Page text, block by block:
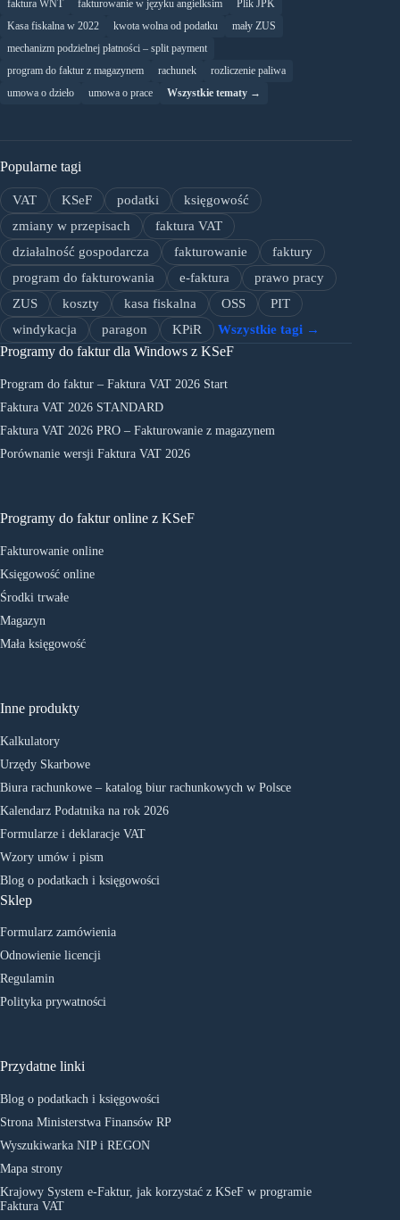
faktura WNT
fakturowanie w języku angielksim
Plik JPK
Kasa fiskalna w 2022
kwota wolna od podatku
mały ZUS
mechanizm podzielnej płatności – split payment
program do faktur z magazynem
rachunek
rozliczenie paliwa
umowa o dzieło
umowa o prace Wszystkie tematy →
Popularne tagi
VAT KSeF podatki
księgowość
zmiany w przepisach
faktura VAT
działalność gospodarcza
fakturowanie
faktury
program do fakturowania
e-faktura
prawo pracy
ZUS
koszty kasa fiskalna OSS
PIT
windykacja
paragon KPiR Wszystkie tagi →
Programy do faktur dla Windows z KSeF
Program do faktur – Faktura VAT 2026 Start
Faktura VAT 2026 STANDARD
Faktura VAT 2026 PRO – Fakturowanie z magazynem
Porównanie wersji Faktura VAT 2026
Programy do faktur online z KSeF
Fakturowanie online
Księgowość online
Środki trwałe
Magazyn
Mała księgowość
Inne produkty
Kalkulatory
Urzędy Skarbowe
Biura rachunkowe – katalog biur rachunkowych w Polsce
Kalendarz Podatnika na rok 2026
Formularze i deklaracje VAT
Wzory umów i pism
Blog o podatkach i księgowości
Sklep
Formularz zamówienia
Odnowienie licencji
Regulamin
Polityka prywatności
Przydatne linki
Blog o podatkach i księgowości
Strona Ministerstwa Finansów RP
Wyszukiwarka NIP i REGON
Mapa strony
Krajowy System e-Faktur, jak korzystać z KSeF w programie
Faktura VAT